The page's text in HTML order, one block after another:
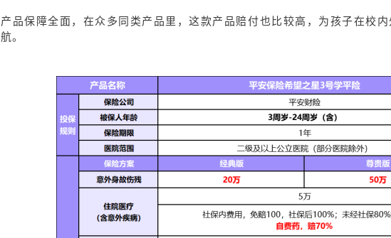
产品保障全面，在众多同类产品里，这款产品赔付也比较高，为孩子在校
航。